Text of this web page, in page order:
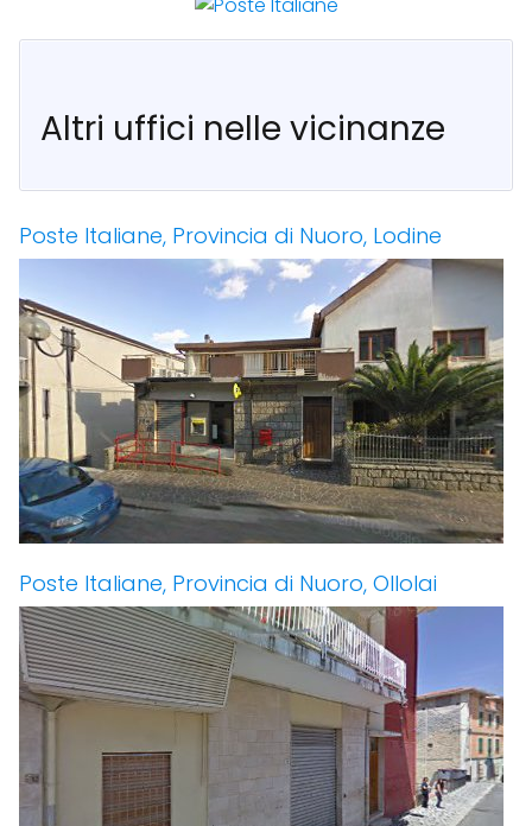
Altri uffici nelle vicinanze
Poste Italiane, Provincia di Nuoro, Lodine
Poste Italiane, Provincia di Nuoro, Ollolai